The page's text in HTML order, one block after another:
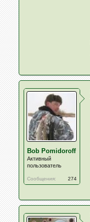
Bob Pomidoroff
Активный
пользователь
Сообщения: 274